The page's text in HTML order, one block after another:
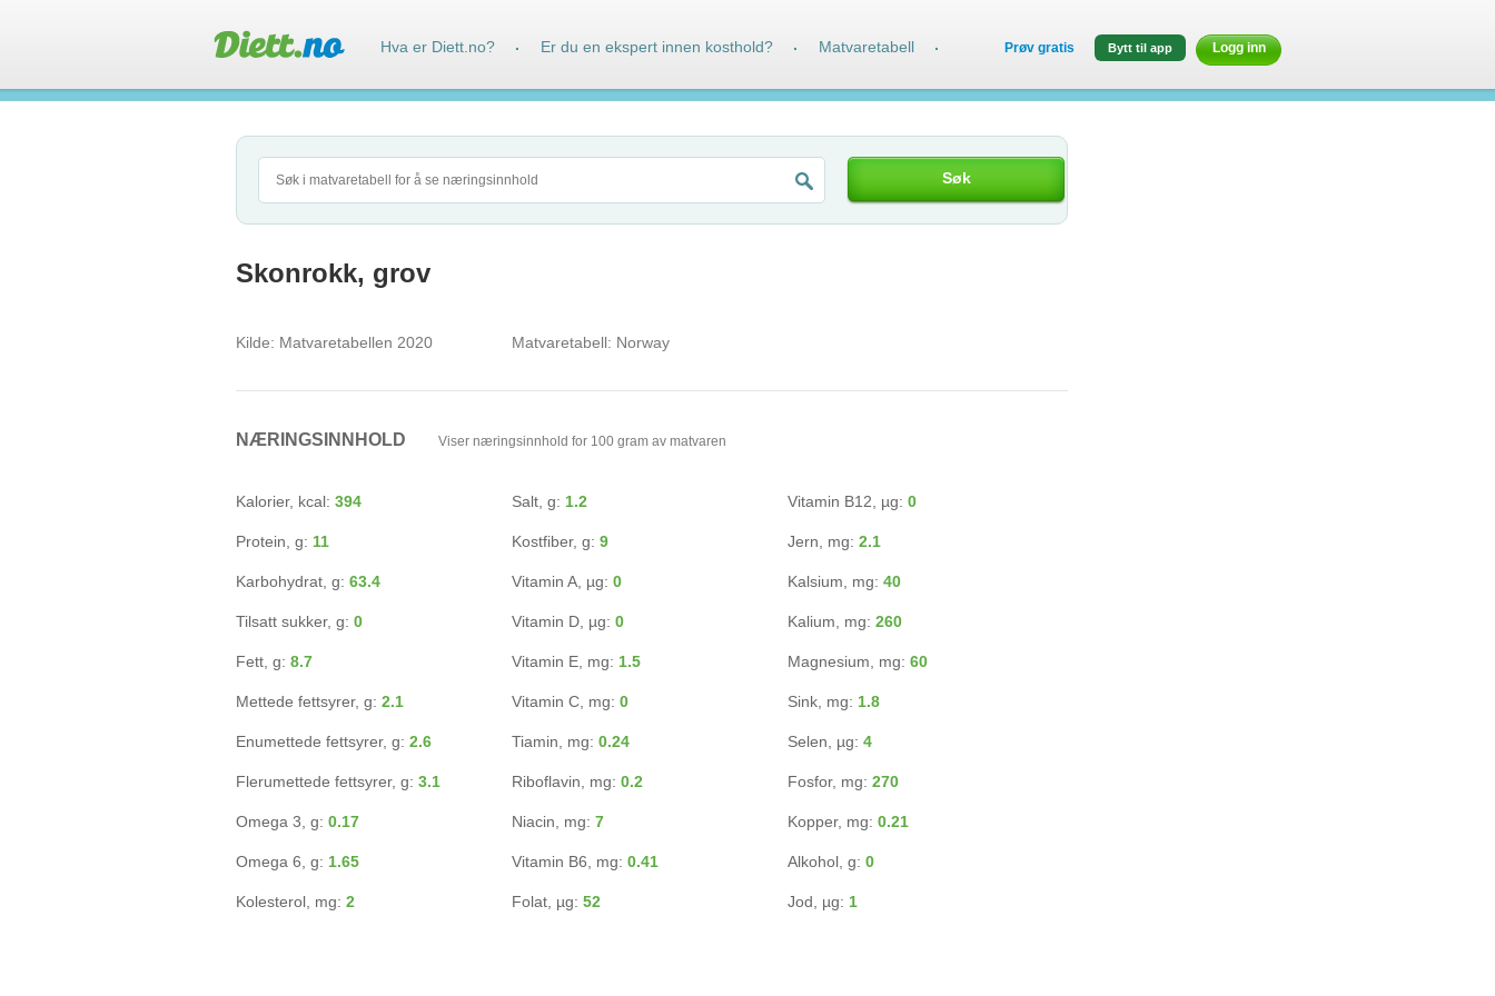
Søk
Skonrokk, grov
Kilde: Matvaretabellen 2020 Matvaretabell: Norway
NÆRINGSINNHOLD Viser næringsinnhold for 100 gram av matvaren
Kalorier, kcal: 394
Protein, g: 11
Karbohydrat, g: 63.4
Tilsatt sukker, g: 0
Fett, g: 8.7
Mettede fettsyrer, g: 2.1
Enumettede fettsyrer, g: 2.6
Flerumettede fettsyrer, g: 3.1
Omega 3, g: 0.17
Omega 6, g: 1.65
Kolesterol, mg: 2
Salt, g: 1.2
Kostfiber, g: 9
Vitamin A, µg: 0
Vitamin D, µg: 0
Vitamin E, mg: 1.5
Vitamin C, mg: 0
Tiamin, mg: 0.24
Riboflavin, mg: 0.2
Niacin, mg: 7
Vitamin B6, mg: 0.41
Folat, µg: 52
Vitamin B12, µg: 0
Jern, mg: 2.1
Kalsium, mg: 40
Kalium, mg: 260
Magnesium, mg: 60
Sink, mg: 1.8
Selen, µg: 4
Fosfor, mg: 270
Kopper, mg: 0.21
Alkohol, g: 0
Jod, µg: 1
Hva er Diett.no? · Er du en ekspert innen kosthold? · Matvaretabell · Prøv gratis Bytt til app Logg inn